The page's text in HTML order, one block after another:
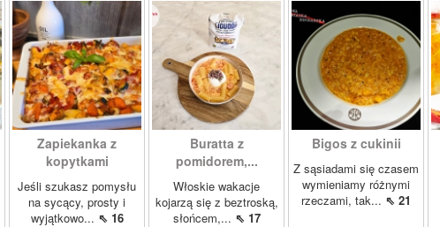
Zapiekanka z
kopytkami
Jeśli szukasz pomysłu
na sycący, prosty i
wyjątkowo... ⇖ 16
Buratta z
pomidorem,...
Włoskie wakacje
kojarzą się z beztroską,
słońcem,... ⇖ 17
Bigos z cukinii
Z sąsiadami się czasem
wymieniamy różnymi
rzeczami, tak... ⇖ 21